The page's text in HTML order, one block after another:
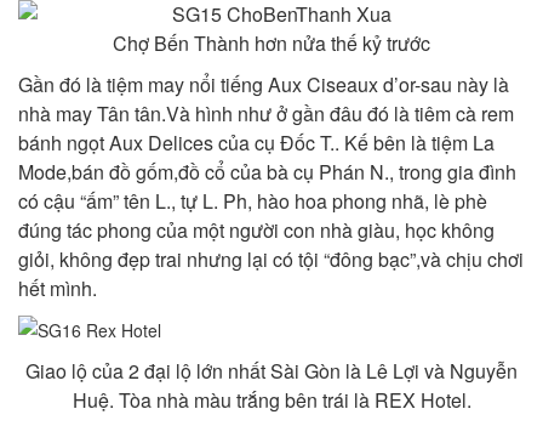
Chợ Bến Thành hơn nửa thế kỷ trước
Gần đó là tiệm may nổi tiếng Aux Ciseaux d’or-sau này là
nhà may Tân tân.Và hình như ở gần đâu đó là tiêm cà rem
bánh ngọt Aux Delices của cụ Đốc T.. Kế bên là tiệm La
Mode,bán đồ gốm,đồ cổ của bà cụ Phán N., trong gia đình
có cậu “ấm” tên L., tự L. Ph, hào hoa phong nhã, lè phè
đúng tác phong của một người con nhà giàu, học không
giỏi, không đẹp trai nhưng lại có tội “đông bạc”,và chịu chơi
hết mình.
Giao lộ của 2 đại lộ lớn nhất Sài Gòn là Lê Lợi và Nguyễn
Huệ. Tòa nhà màu trắng bên trái là REX Hotel.